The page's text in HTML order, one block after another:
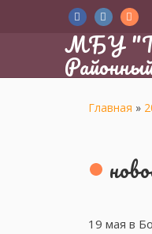
МБУ
Главная »
19 мая в